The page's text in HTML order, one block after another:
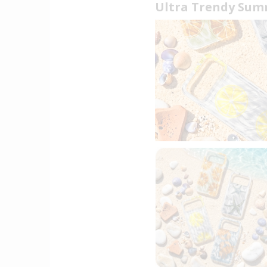
Ultra Trendy